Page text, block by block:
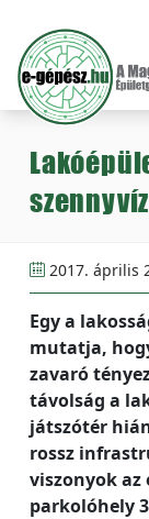
2017. április
Egy a
mutatja,
zavaró
távolság a
játszótér
rossz
viszonyok az
parkolóhely